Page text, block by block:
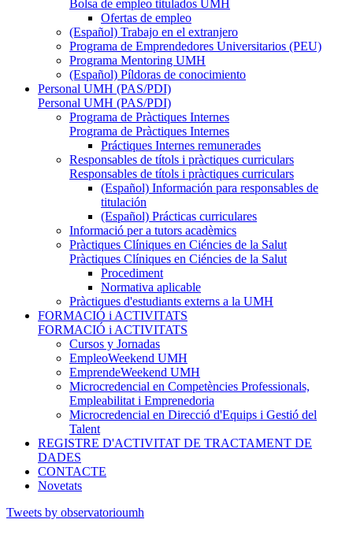
Bolsa de empleo titulados UMH
Ofertas de empleo
(Español) Trabajo en el extranjero
Programa de Emprendedores Universitarios (PEU)
Programa Mentoring UMH
(Español) Píldoras de conocimiento
Personal UMH (PAS/PDI)
Personal UMH (PAS/PDI)
Programa de Pràctiques Internes
Programa de Pràctiques Internes
Práctiques Internes remunerades
Responsables de títols i pràctiques curriculars
Responsables de títols i pràctiques curriculars
(Español) Información para responsables de
titulación
(Español) Prácticas curriculares
Informació per a tutors acadèmics
Pràctiques Clíniques en Ciéncies de la Salut
Pràctiques Clíniques en Ciéncies de la Salut
Procediment
Normativa aplicable
Pràctiques d'estudiants externs a la UMH
FORMACIÓ i ACTIVITATS
FORMACIÓ i ACTIVITATS
Cursos y Jornadas
EmpleoWeekend UMH
EmprendeWeekend UMH
Microcredencial en Competències Professionals,
Empleabilitat i Emprenedoria
Microcredencial en Direcció d'Equips i Gestió del
Talent
REGISTRE D'ACTIVITAT DE TRACTAMENT DE
DADES
CONTACTE
Novetats
Tweets by observatorioumh